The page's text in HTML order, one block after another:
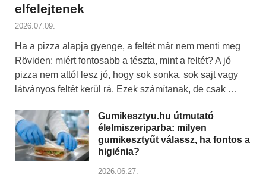
elfelejtenek
2026.07.09.
Ha a pizza alapja gyenge, a feltét már nem menti meg
Röviden: miért fontosabb a tészta, mint a feltét? A jó
pizza nem attól lesz jó, hogy sok sonka, sok sajt vagy
látványos feltét kerül rá. Ezek számítanak, de csak …
Gumikesztyu.hu útmutató
élelmiszeriparba: milyen
gumikesztyűt válassz, ha fontos a
higiénia?
2026.06.27.